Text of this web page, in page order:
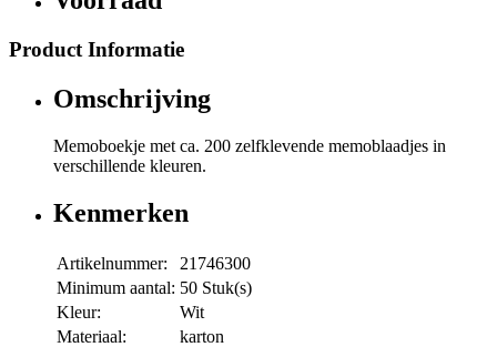
Product Informatie
Omschrijving
Memoboekje met ca. 200 zelfklevende memoblaadjes in
verschillende kleuren.
Kenmerken
Artikelnummer:
21746300
Minimum aantal: 50 Stuk(s)
Kleur:
Wit
Materiaal:
karton